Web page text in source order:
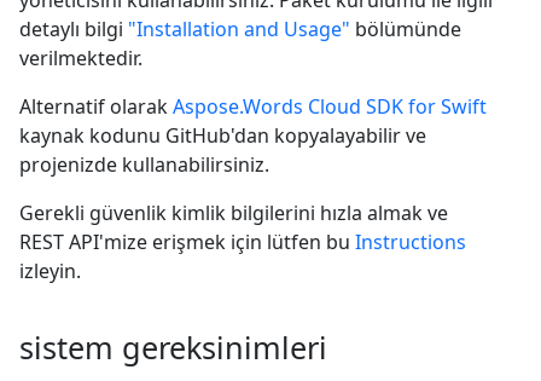
detaylı bilgi "Installation and Usage" bölümünde
verilmektedir.
Alternatif olarakAspose.Words Cloud SDK for Swift
kaynak kodunu GitHub'dan kopyalayabilir ve
projenizde kullanabilirsiniz.
Gerekli güvenlik kimlik bilgilerini hızla almak ve
REST API'mize erişmek için lütfen bu Instructions
izleyin.
sistem gereksinimleri